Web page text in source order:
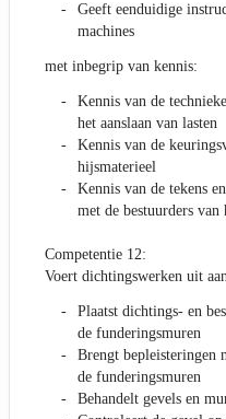
Geeft eenduidige
machines
met inbegrip van kennis:
Kennis van de
het aanslaan van lasten
Kennis van de
hijsmaterieel
Kennis van de tekens
met de bestuurders
Competentie 12:
Voert dichtingswerken uit
Plaatst dichtings- en
de funderingsmuren
Brengt bepleisteringen
de funderingsmuren
Behandelt gevels en